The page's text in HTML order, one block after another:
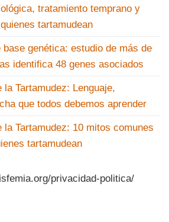
tratamiento temprano y
tartamudean
base genética: estudio de más de
identifica 48 genes asociados
Tartamudez: Lenguaje,
que todos debemos aprender
la Tartamudez: 10 mitos comunes
tartamudean
privacidad-politica/